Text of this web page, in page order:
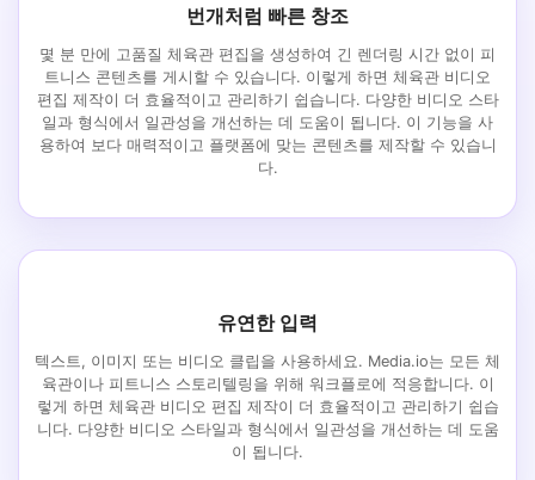
번개처럼 빠른 창조
몇 분 만에 고품질 체육관 편집을 생성하여 긴 렌더링 시간 없이 피
트니스 콘텐츠를 게시할 수 있습니다. 이렇게 하면 체육관 비디오
편집 제작이 더 효율적이고 관리하기 쉽습니다. 다양한 비디오 스타
일과 형식에서 일관성을 개선하는 데 도움이 됩니다. 이 기능을 사
용하여 보다 매력적이고 플랫폼에 맞는 콘텐츠를 제작할 수 있습니
다.
유연한 입력
텍스트, 이미지 또는 비디오 클립을 사용하세요. Media.io는 모든 체
육관이나 피트니스 스토리텔링을 위해 워크플로에 적응합니다. 이
렇게 하면 체육관 비디오 편집 제작이 더 효율적이고 관리하기 쉽습
니다. 다양한 비디오 스타일과 형식에서 일관성을 개선하는 데 도움
이 됩니다.